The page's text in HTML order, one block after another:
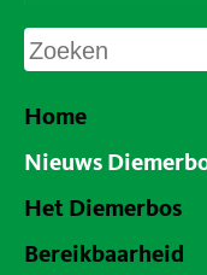
Home
Nieuws
Het Diemerbos
Bereikbaarheid